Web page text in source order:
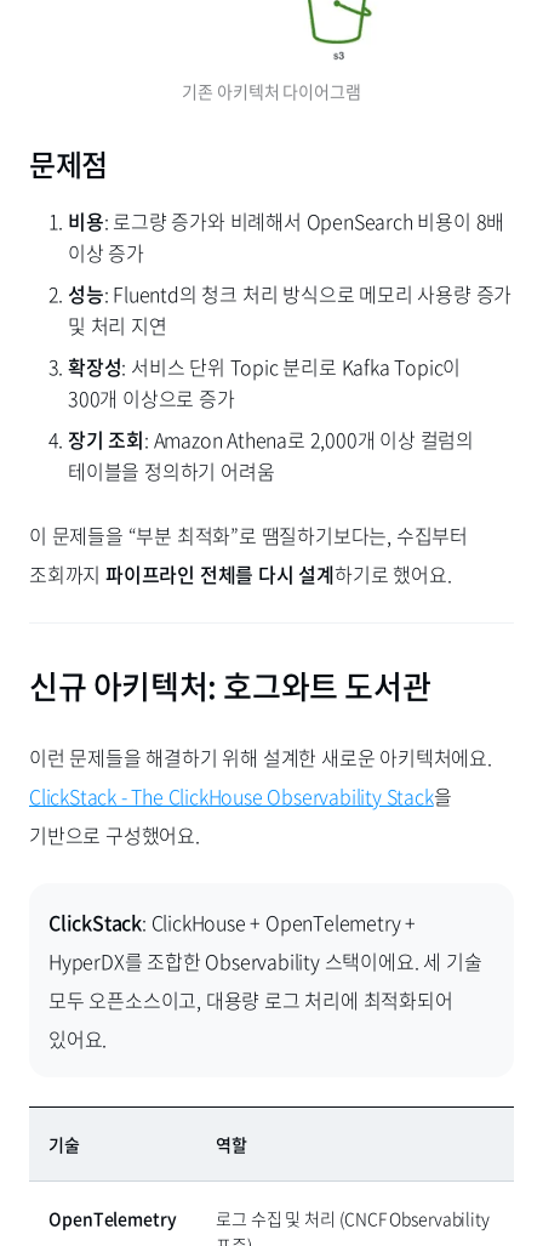
기존 아키텍처 다이어그램
문제점
비용: 로그량 증가와 비례해서 OpenSearch 비용이 8배
이상 증가
성능: Fluentd의 청크 처리 방식으로 메모리 사용량 증가
및 처리 지연
확장성: 서비스 단위 Topic 분리로 Kafka Topic이
300개 이상으로 증가
장기 조회: Amazon Athena로 2,000개 이상 컬럼의
테이블을 정의하기 어려움
이 문제들을 “부분 최적화”로 땜질하기보다는, 수집부터
조회까지 파이프라인 전체를 다시 설계하기로 했어요.
신규 아키텍처: 호그와트 도서관
이런 문제들을 해결하기 위해 설계한 새로운 아키텍처에요.
ClickStack - The ClickHouse Observability Stack을
기반으로 구성했어요.
ClickStack: ClickHouse + OpenTelemetry +
HyperDX를 조합한 Observability 스택이에요. 세 기술
모두 오픈소스이고, 대용량 로그 처리에 최적화되어
있어요.
기술 역할
OpenTelemetry
로그 수집 및 처리 (CNCF Observability